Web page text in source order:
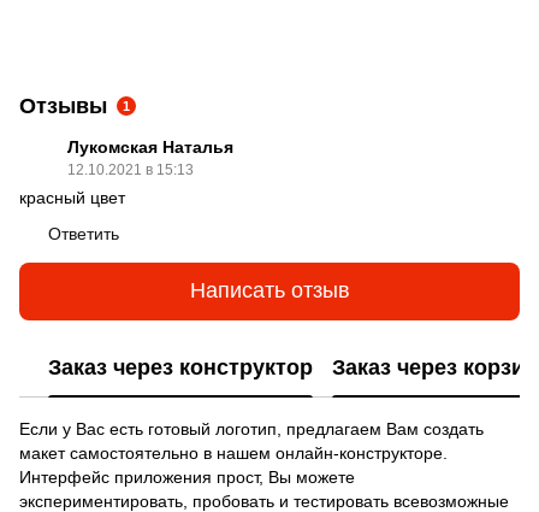
Отзывы 1
Лукомская Наталья
12.10.2021 в 15:13
красный цвет
Ответить
Написать отзыв
Заказ через конструктор Заказ через
Если у Вас есть готовый логотип, предлагаем Вам создать
макет самостоятельно в нашем онлайн-конструкторе.
Интерфейс приложения прост, Вы можете
экспериментировать, пробовать и тестировать всевозможные